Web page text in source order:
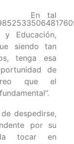
En tal
Educación,
siendo tan
tenga esa
de
que el
despedirse,
por su
tocar en